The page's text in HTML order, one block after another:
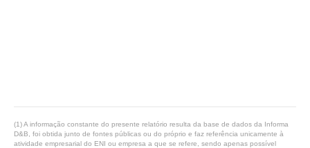
(1) A informação constante do presente relatório resulta da base de dados da Informa
D&B, foi obtida junto de fontes públicas ou do próprio e faz referência unicamente à
atividade empresarial do ENI ou empresa a que se refere, sendo apenas possível